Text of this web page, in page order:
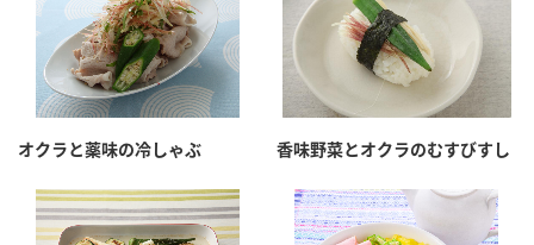
オクラと薬味の冷しゃぶ 香味野菜とオクラのむすびすし